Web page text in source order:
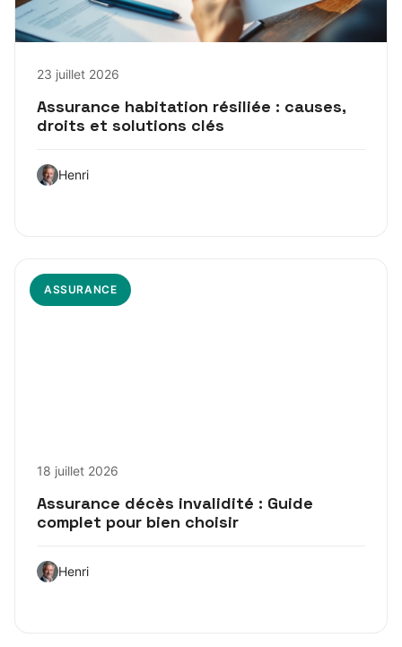
23 juillet 2026
Assurance habitation résiliée : causes,
droits et solutions clés
Henri
ASSURANCE
18 juillet 2026
Assurance décès invalidité : Guide
complet pour bien choisir
Henri